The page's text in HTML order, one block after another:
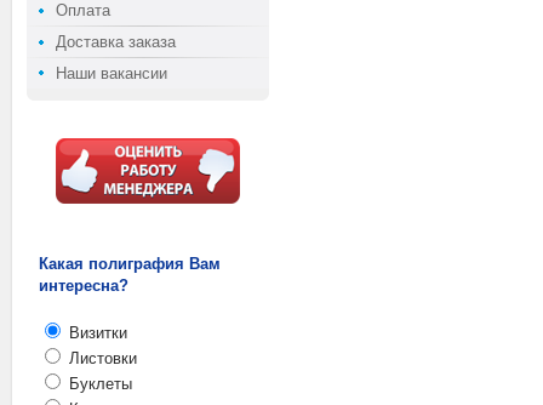
Оплата
Доставка заказа
Наши вакансии
Какая полиграфия Вам
интересна?
Визитки
Листовки
Буклеты